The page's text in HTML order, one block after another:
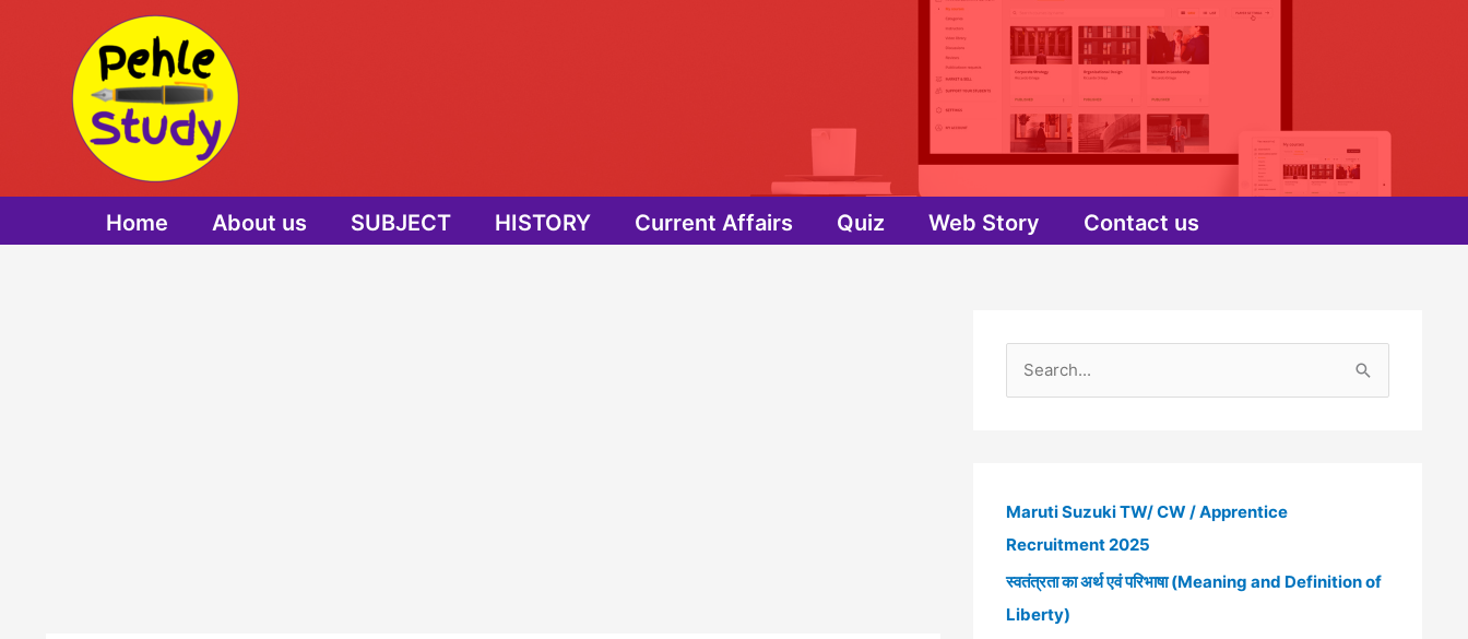
Home About us SUBJECT HISTORY Current Affairs Quiz Web Story Contact us
h
f
o
r
Maruti Suzuki TW/ CW / Apprentice
Recruitment 2025
स्वतंत्रता का अर्थ एवं परिभाषा (Meaning and Definition of
Liberty)